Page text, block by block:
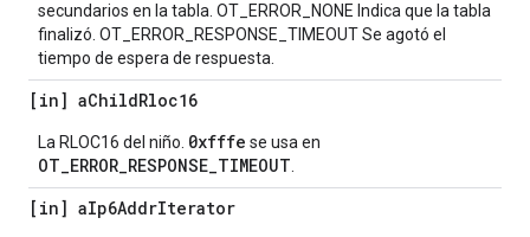
secundarios en la tabla. OT_ERROR_NONE Indica que la tabla
finalizó. OT_ERROR_RESPONSE_TIMEOUT Se agotó el
tiempo de espera de respuesta.
[in] aChildRloc16
La RLOC16 del niño. 0xfffe se usa en
OT_ERROR_RESPONSE_TIMEOUT
[in] aIp6AddrIterator